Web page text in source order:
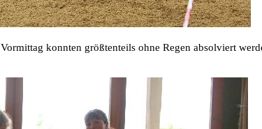
konnten größtenteils ohne Regen absolviert